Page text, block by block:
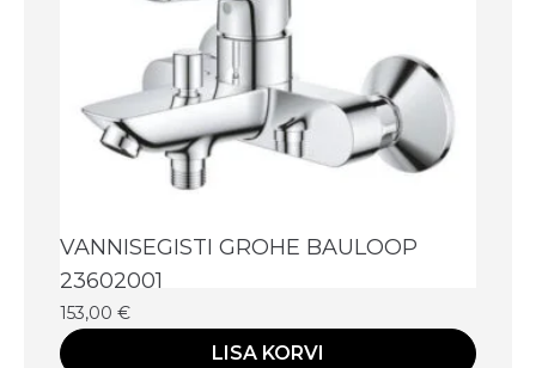
VANNISEGISTI GROHE BAULOOP
23602001
153,00 €
LISA KORVI